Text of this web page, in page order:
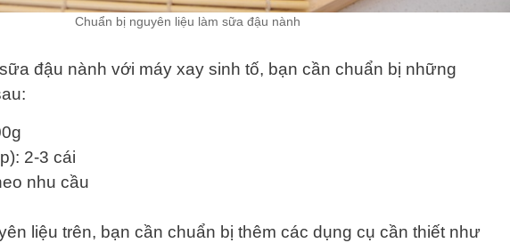
Chuẩn bị nguyên liệu làm sữa đậu nành
đậu nành với máy xay sinh tố, bạn cần chuẩn bị những
2-3 cái
nhu cầu
liệu trên, bạn cần chuẩn bị thêm các dụng cụ cần thiết như